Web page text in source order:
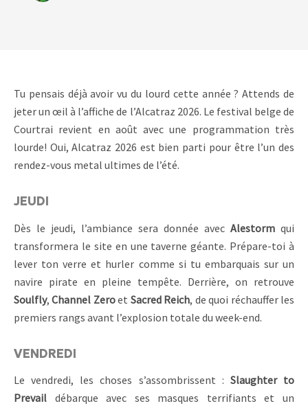
Tu pensais déjà avoir vu du lourd cette année ? Attends de
jeter un œil à l’affiche de l’Alcatraz 2026. Le festival belge de
Courtrai revient en août avec une programmation très
lourde! Oui, Alcatraz 2026 est bien parti pour être l’un des
rendez-vous metal ultimes de l’été.
JEUDI
Dès le jeudi, l’ambiance sera donnée avec Alestorm qui
transformera le site en une taverne géante. Prépare-toi à
lever ton verre et hurler comme si tu embarquais sur un
navire pirate en pleine tempête. Derrière, on retrouve
Soulfly,Channel Zeroet Sacred Reich, de quoi réchauffer les
premiers rangs avant l’explosion totale du week-end.
VENDREDI
Le vendredi, les choses s’assombrissent : Slaughter to
Prevail débarque avec ses masques terrifiants et un